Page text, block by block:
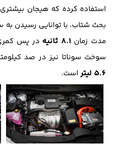
استفاده کرده که هیجان بیشتری
بحث شتاب، با توانایی رسیدن
مدت زمان 8.1 ثانیه
در پس
سوخت سوناتا نیز در صد
5.6 لیتر است.